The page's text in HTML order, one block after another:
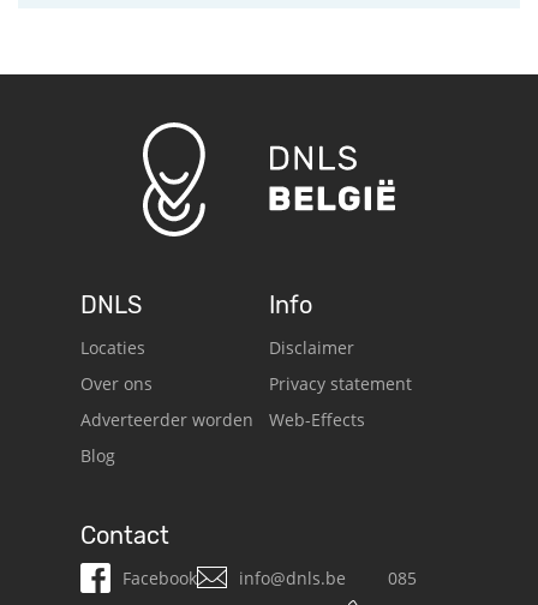
DNLS
Locaties
Over ons
Adverteerder worden
Blog
Info
Disclaimer
Privacy statement
Web-Effects
Contact
Facebook info@dnls.be
085